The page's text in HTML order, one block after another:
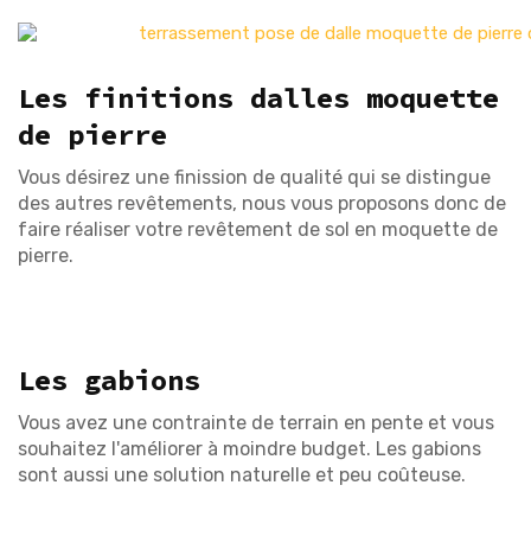
Les finitions dalles moquette
de pierre
Vous désirez une finission de qualité qui se distingue
des autres revêtements, nous vous proposons donc de
faire réaliser votre revêtement de sol en moquette de
pierre.
Les gabions
Vous avez une contrainte de terrain en pente et vous
souhaitez l'améliorer à moindre budget. Les gabions
sont aussi une solution naturelle et peu coûteuse.